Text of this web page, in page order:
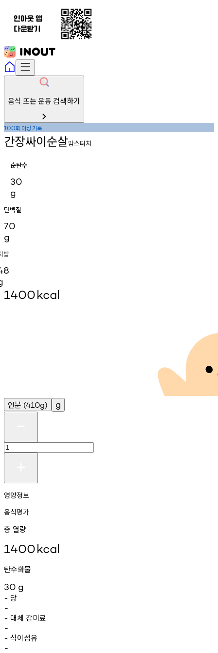
음식 또는 운동 검색하기
100회 이상기록
간장싸이순살맘스터치
순탄수
30
g
단백질
70
g
방
1400kcal
인분 (410g) g
영양정보
음식평가
총 열량
1400kcal
탄수화물
30 g
- 당
-
- 대체 감미료
-
- 식이섬유
-